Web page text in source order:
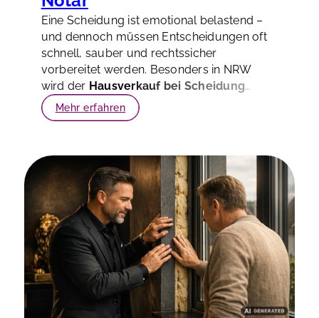
Eine Scheidung ist emotional belastend –
und dennoch müssen Entscheidungen oft
schnell, sauber und rechtssicher
vorbereitet werden. Besonders in NRW
wird der Hausverkauf bei Scheidung
schnell zum Dreh- und Angelpunkt: Wer
darf unterschreiben? Was passiert mit dem
Mehr erfahren